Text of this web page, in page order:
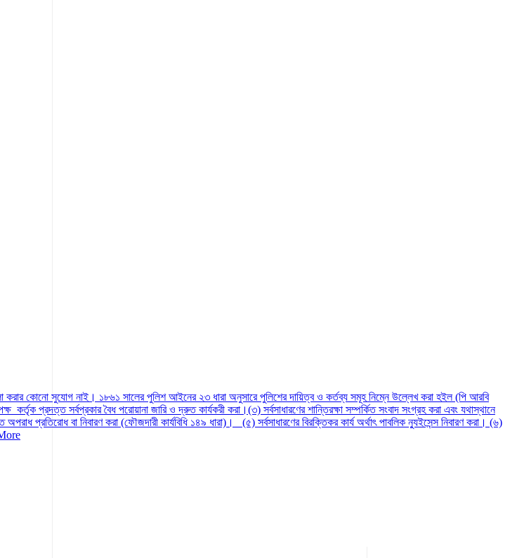
করার কোনো সুযোগ নাই। ১৮৬১ সালের পুলিশ আইনের ২৩ ধারা অনুসারে পুলিশের দায়িত্ব ও কর্তব্য সমূহ নিম্নে উল্লেখ করা হইল (পি আরবি
সর্বপ্রকার বৈধ পরোয়ানা জারি ও দ্রুত কার্যকরী করা।(৩) সর্বসাধারণের শান্তিরক্ষা সম্পর্কিত সংবাদ সংগ্রহ করা এবং যথাস্থানে
প্রতিরোধ বা নিবারণ করা (ফৌজদারী কার্যবিধি ১৪৯ ধারা)। (৫) সর্বসাধারণের বিরক্তিকর কার্য অর্থাৎ পাবলিক ন্যুইসেন্স নিবারণ করা। (৬)